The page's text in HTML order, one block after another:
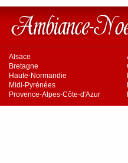
Alsace
Bretagne
Haute-Normandie
Midi-Pyrénées
Provence-Alpes-Côte-d'Azur